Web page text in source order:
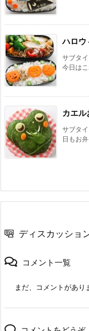
ハロウ
サブタ
今日は
カエル
サブタ
日もお
ディスカッショ
コメント一覧
まだ、コメントがあり